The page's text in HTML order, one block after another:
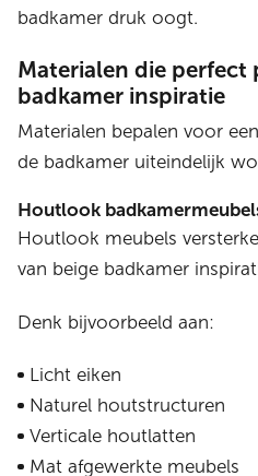
badkamer druk oogt.
Materialen die perfect
badkamer inspiratie
Materialen bepalen voor
de badkamer uiteindelijk
Houtlook
Houtlook meubels
van beige badkamer
Denk bijvoorbeeld aan:
Licht eiken
Naturel houtstructuren
Verticale houtlatten
Mat afgewerkte meubels